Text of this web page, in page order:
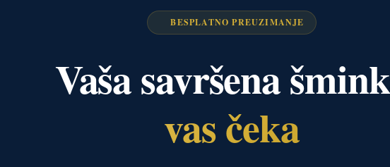
BESPLATNO PREUZIMANJE
Vaša savršena
vas čeka